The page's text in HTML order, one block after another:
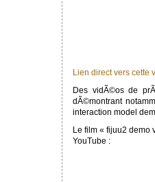
Lien direct vers cette
Des vidÃ©os de
dÃ©montrant
interaction model
Le film « fijuu2
YouTube :